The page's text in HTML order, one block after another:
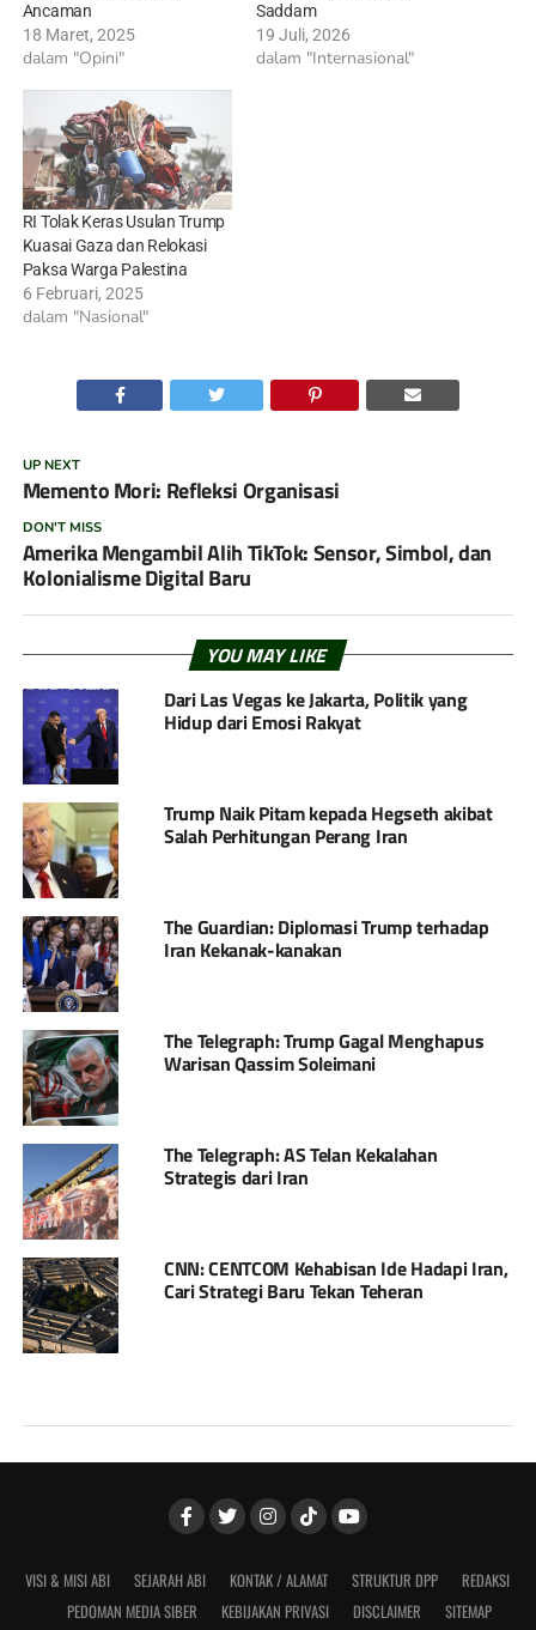
Ancaman
18 Maret, 2025
dalam "Opini"
Saddam
19 Juli, 2026
dalam "Internasional"
RI Tolak Keras Usulan Trump
Kuasai Gaza dan Relokasi
Paksa Warga Palestina
6 Februari, 2025
dalam "Nasional"
UP NEXT
Memento Mori: Refleksi Organisasi
DON'T MISS
Amerika Mengambil Alih TikTok: Sensor, Simbol, dan
Kolonialisme Digital Baru
YOU MAY LIKE
Dari Las Vegas ke Jakarta, Politik yang
Hidup dari Emosi Rakyat
Trump Naik Pitam kepada Hegseth akibat
Salah Perhitungan Perang Iran
The Guardian: Diplomasi Trump terhadap
Iran Kekanak-kanakan
The Telegraph: Trump Gagal Menghapus
Warisan Qassim Soleimani
The Telegraph: AS Telan Kekalahan
Strategis dari Iran
CNN: CENTCOM Kehabisan Ide Hadapi Iran,
Cari Strategi Baru Tekan Teheran
VISI & MISI ABI SEJARAH ABI KONTAK / ALAMAT STRUKTUR DPP
REDAKSI
PEDOMAN MEDIA SIBER
KEBIJAKAN PRIVASI DISCLAIMER SITEMAP